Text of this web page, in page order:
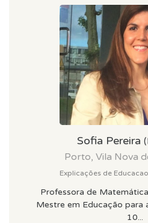
Sofia Pereira
Porto, Vila Nova
Explicações de
Professora de
Mestre em Educação para
10...